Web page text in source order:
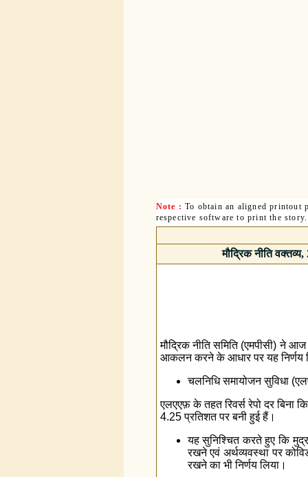
Note : To obtain an aligned printout
respective software to print the story.
मौद्रिक नीति
मौद्रिक नीति समिति (एमपीसी) ने
आकलन करने के आधार पर यह निर्णय
चलनिधि समायोजन सुविधा
एलएएफ़ के तहत रिवर्स रेपो दर बिना
4.25 प्रतिशत पर बनी हुई हैं।
यह सुनिश्चित करते हुए कि
रखने एवं अर्थव्यवस्था पर
रखने का भी निर्णय लिया।